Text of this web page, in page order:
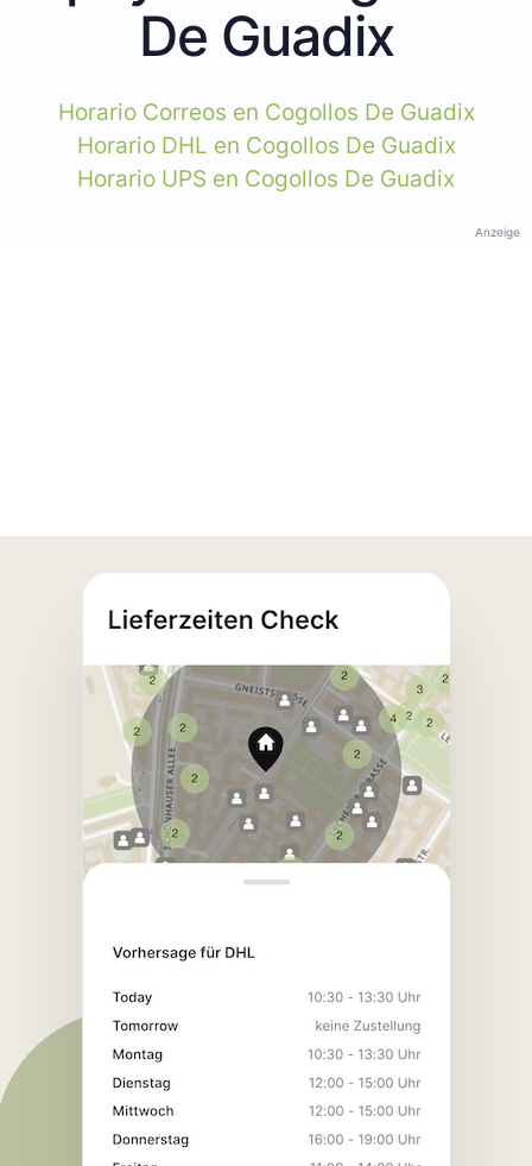
De Guadix
Horario Correos en Cogollos De Guadix
Horario DHL en Cogollos De Guadix
Horario UPS en Cogollos De Guadix
Anzeige